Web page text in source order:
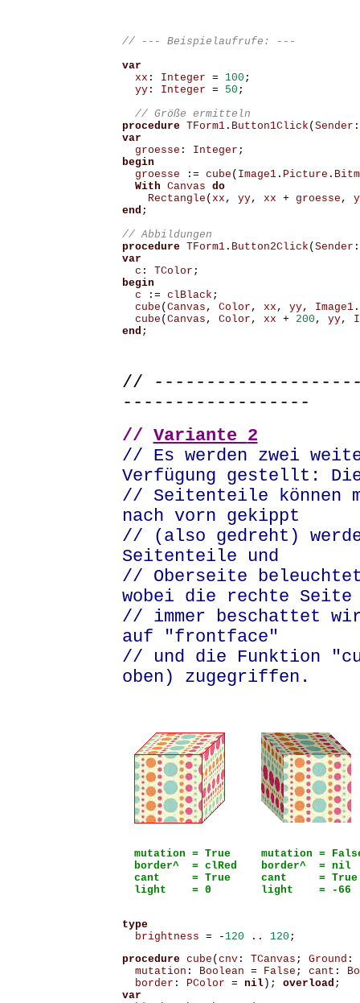
var
xx : Integer = 100 ;
yy: Integer = 50 ;
// Größe ermitteln
procedure TForm1. Button1Click ( Sender :
var
groesse : Integer ;
begin
groesse
:= cube ( Image1. Picture .
With Canvas do
Rectangle ( xx , yy, xx + groesse ,
end ;
procedure TForm1. Button2Click ( Sender :
var
c : TColor ;
c
:= clBlack ;
cube ( Canvas , Color , xx , yy, Image1.
cube ( Canvas , Color , xx + 200 , yy,
end ;
//
------------------
// Variante 2
// Es werden zwei
Verfügung gestellt:
// Seitenteile können
nach vorn gekippt
// (also gedreht)
Seitenteile und
// Oberseite
wobei die rechte Seite
// immer beschattet
auf "frontface"
// und die Funktion
oben) zugegriffen.
mutation = True
border^ = clRed
cant = True
light = 0
mutation =
border^ = nil
cant = True
light = -66
type
brightness = - 120 .. 120 ;
procedure cube ( cnv: TCanvas ; Ground :
mutation : Boolean = False ; cant :
border : PColor = nil); overload ;
var